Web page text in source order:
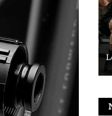
les squats ?